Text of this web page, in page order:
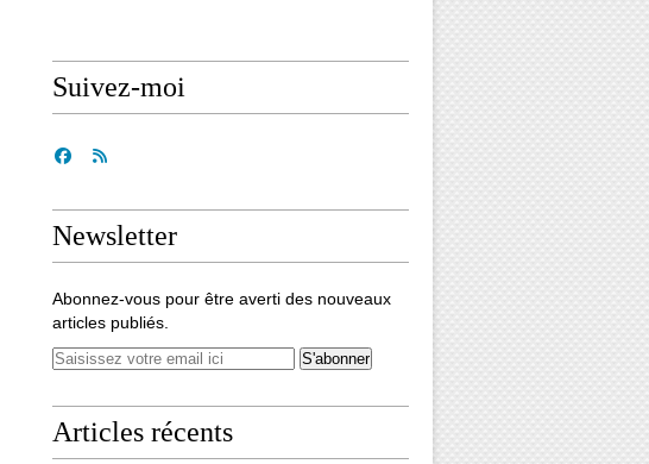
Suivez-moi
Newsletter
Abonnez-vous pour être averti des nouveaux
articles publiés.
Articles récents